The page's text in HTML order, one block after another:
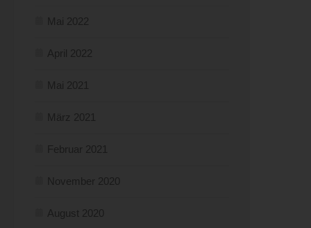
Mai 2022
April 2022
Mai 2021
März 2021
Februar 2021
November 2020
August 2020